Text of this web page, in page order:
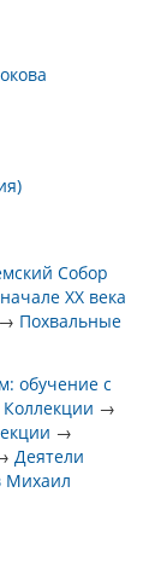
Собор
XX века
→ Похвальные
обучение с
Коллекции →
→
Деятели
Михаил